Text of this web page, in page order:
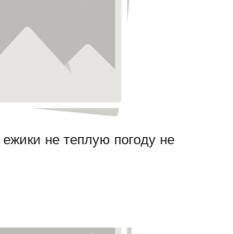
не теплую погоду не